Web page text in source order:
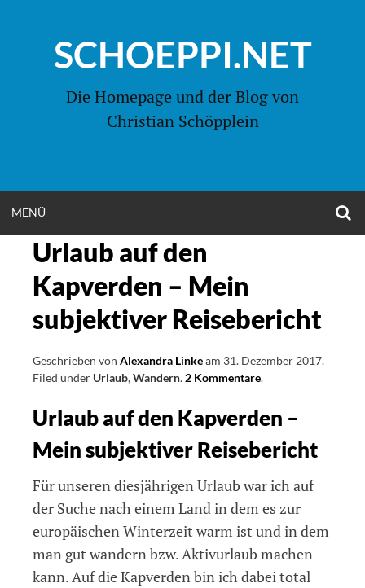
springenSCHOEPPI.NET
Die Homepage und der Blog von
Christian Schöpplein
MENÜ
MENU
Urlaub auf den
Kapverden – Mein
subjektiver Reisebericht
Geschrieben von Alexandra Linkeam 31. Dezember 2017.
Filed under Urlaub,Wandern. 2 Kommentareon
auf
den
Kapverden
Mein
Reisebericht
.
Urlaub auf den Kapverden –
Mein subjektiver Reisebericht
Für unseren diesjährigen Urlaub war ich auf
der Suche nach einem Land in dem es zur
europäischen Winterzeit warm ist und in dem
man gut wandern bzw. Aktivurlaub machen
kann. Auf die Kapverden bin ich dabei total